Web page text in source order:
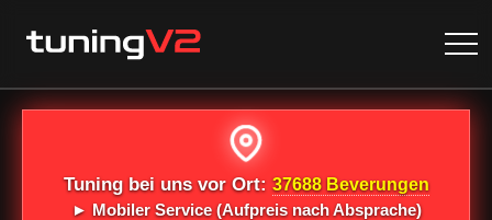
Tuning bei uns vor Ort: 37688 Beverungen
► Mobiler Service(Aufpreis nach Absprache)